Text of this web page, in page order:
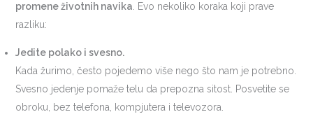
promene životnih navika. Evo nekoliko koraka koji prave
razliku:
Jedite polako i svesno.
Kada žurimo, često pojedemo više nego što nam je potrebno.
Svesno jedenje pomaže telu da prepozna sitost. Posvetite se
obroku, bez telefona, kompjutera i televozora.